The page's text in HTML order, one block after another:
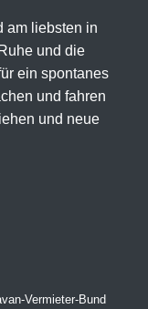
am liebsten in
und die
ein spontanes
und fahren
und neue
Vermieter-Bund